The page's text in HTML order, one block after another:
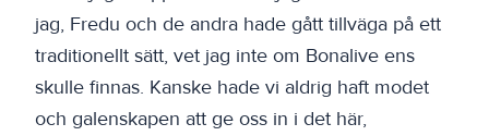
jag, Fredu och de andra hade gått tillväga på ett
traditionellt sätt, vet jag inte om Bonalive ens
skulle finnas. Kanske hade vi aldrig haft modet
och galenskapen att ge oss in i det här,